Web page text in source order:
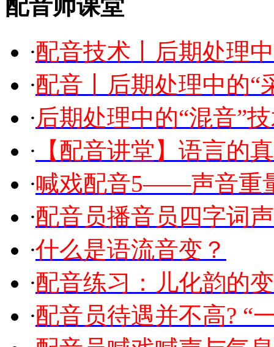
配音师课堂
·配音技术丨后期处理
·配音丨后期处理中的“
·后期处理中的“混音”
· 【配音讲堂】语言的
·喊戏配音5——声音重
·配音员播音员四字词
·什么是语流音变？
·配音练习：儿化韵的
·配音员待遇并不高? “